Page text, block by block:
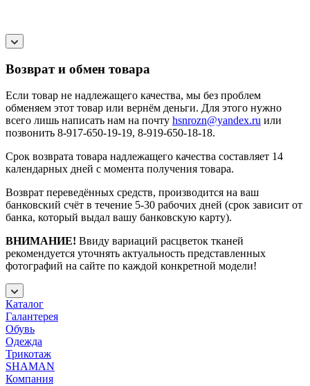
Возврат и обмен товара
Если товар не надлежащего качества, мы без проблем
обменяем этот товар или вернём деньги. Для этого нужно
всего лишь написать нам на почту hsnrozn@yandex.ru или
позвонить 8-917-650-19-19, 8-919-650-18-18.
Срок возврата товара надлежащего качества составляет 14
календарных дней с момента получения товара.
Возврат переведённых средств, производится на ваш
банковский счёт в течение 5-30 рабочих дней (срок зависит от
банка, который выдал вашу банковскую карту).
ВНИМАНИЕ! Ввиду вариаций расцветок тканей
рекомендуется уточнять актуальность представленных
фотографий на сайте по каждой конкретной модели!
Каталог
Галантерея
Обувь
Одежда
Трикотаж
SHAMAN
Компания